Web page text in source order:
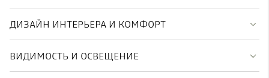
ДИЗАЙН ИНТЕРЬЕРА И КОМФОРТ
ВИДИМОСТЬ И ОСВЕЩЕНИЕ